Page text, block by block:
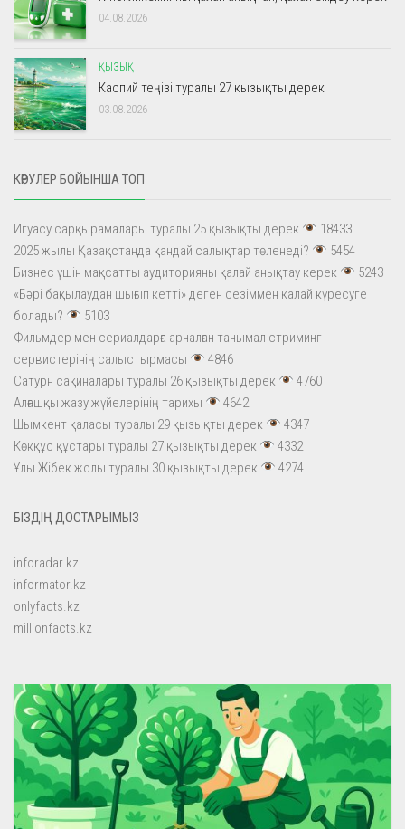
04.08.2026
ҚЫЗЫҚ
Каспий теңізі туралы 27 қызықты дерек
03.08.2026
КӨРУЛЕР БОЙЫНША ТОП
Игуасу сарқырамалары туралы 25 қызықты дерек
18433
2025 жылы Қазақстанда қандай салықтар төленеді?
5454
Бизнес үшін мақсатты аудиторияны қалай анықтау керек
5243
«Бәрі бақылаудан шығып кетті» деген сезіммен қалай күресуге
болады?
5103
Фильмдер мен сериалдарға арналған танымал стриминг
сервистерінің салыстырмасы
4846
Сатурн сақиналары туралы 26 қызықты дерек
4760
Алғашқы жазу жүйелерінің тарихы
4642
Шымкент қаласы туралы 29 қызықты дерек
4347
Көкқұс құстары туралы 27 қызықты дерек
4332
Ұлы Жібек жолы туралы 30 қызықты дерек
4274
БІЗДІҢ ДОСТАРЫМЫЗ
inforadar.kz
informator.kz
onlyfacts.kz
millionfacts.kz